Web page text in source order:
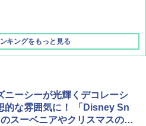
キングをもっと見る
ーズコレクション 山善] ポップアッ
傘みたいに広げて畳める パッとサ
ェード キューブ フルクローズ メ
単設置 ワンタッチテント キャンプ
バンドック)ソロ ドーム 1 EX BDK
ーキ ソロキャンプ ポリエステル フ
ント
ニーシーが光輝くデコレーシ
的な雰囲気に！ 「Disney Sn
スーベニアやクリスマスのグ